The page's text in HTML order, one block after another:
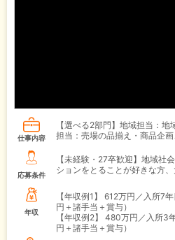
仕事内容
【選べる2部門】地域担当：
担当：売場の品揃え・商品企
応募条件
【未経験・27卒歓迎】地域社
ションをとることが好きな方、
年収
【年収例1】
612万円／入所7
円＋諸手当＋賞与）
【年収例2】
480万円／入所3
円＋諸手当＋賞与）